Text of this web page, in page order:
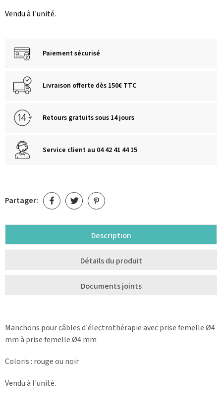
Vendu à l'unité.
Paiement sécurisé
Livraison offerte dès 150€ TTC
Retours gratuits sous 14 jours
Service client au 04 42 41 44 15
Partager:
Description
Détails du produit
Documents joints
Manchons pour câbles d'électrothérapie avec prise femelle Ø4
mm à prise femelle Ø4 mm
Coloris : rouge ou noir
Vendu à l'unité.